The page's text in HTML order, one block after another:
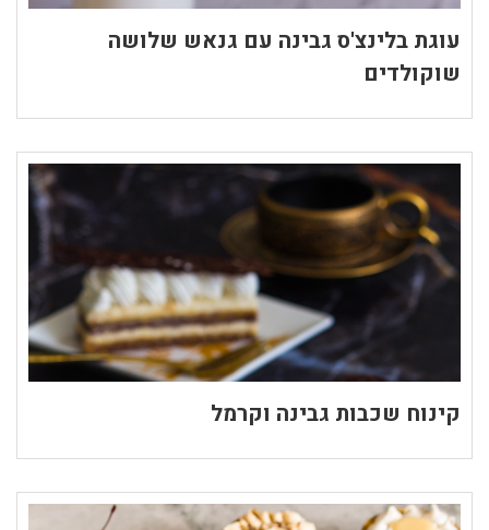
עוגת בלינצ'ס גבינה עם גנאש שלושה
שוקולדים
קינוח שכבות גבינה וקרמל